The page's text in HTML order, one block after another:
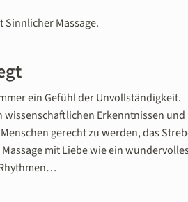
Sinnlicher Massage.
ein Gefühl der Unvollständigkeit.
wissenschaftlichen Erkenntnissen und
gerecht zu werden, das
mit Liebe wie ein